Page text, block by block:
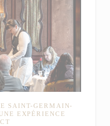
SAINT-GERMAIN-
EXPÉRIENCE